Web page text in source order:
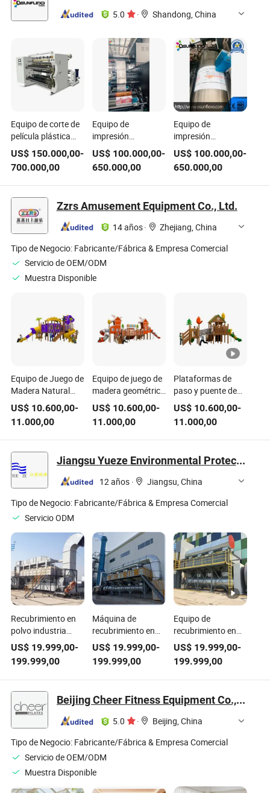
5.0 · Shandong, China
Equipo de corte de
película plástica
empaquetado en
película estirable de
PE y palets de
madera
US$ 150.000,00-
700.000,00
Equipo de
impresión
flexográfica para
película estirable de
PE de alta
practicidad y palets
US$ 100.000,00-
650.000,00
Equipo de
impresión
flexográfica para
película estirable
PE de estructura
compacta
de madera
US$ 100.000,00-
650.000,00
Zzrs Amusement Equipment Co., Ltd.
14 años·
Zhejiang, China
Tipo de Negocio: Fabricante/Fábrica & Empresa Comercial
Servicio de OEM/ODM
Muestra Disponible
Equipo de Juego de
Madera Natural
para Parque
Infantil: Vigas de
Equilibrio y Piedras
de Paso
US$ 10.600,00-
11.000,00
Equipo de juego de
madera geométrica
moderna para
escalar en parques
urbanos y jardines
de infancia
US$ 10.600,00-
11.000,00
Plataformas de
paso y puente de
cuerda de madera
con recubrimiento
antideslizante para
parques infantiles
US$ 10.600,00-
11.000,00
Jiangsu Yueze Environmental Protection Equipment Co., Ltd.
12 años ·
Jiangsu, China
Tipo de Negocio: Fabricante/Fábrica & Empresa Comercial
Servicio ODM
Recubrimiento en
polvo industria
automotriz línea de
producción de caja
de madera marco
de hierro equipo de
pintura automático
US$ 19.999,00-
199.999,00
Máquina de
recubrimiento en
polvo eficiente con
marco de hierro
para caja de
madera de la
automotriz, equipo
de pintura
automático
US$ 19.999,00-
199.999,00
Equipo de
recubrimiento en
polvo eficiente con
marco de hierro y
caja de madera
para la industria
US$ 19.999,00-
199.999,00
Beijing Cheer Fitness Equipment Co., Ltd.
5.0 ·
Beijing, China
Tipo de Negocio: Fabricante/Fábrica & Empresa Comercial
Servicio de OEM/ODM
Muestra Disponible